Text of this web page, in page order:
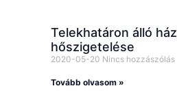
Telekhatáron álló ház
hőszigetelése
2020-05-20 Nincs hozzászólás
Tovább olvasom »